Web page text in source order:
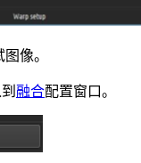
像。
融合配置窗口。